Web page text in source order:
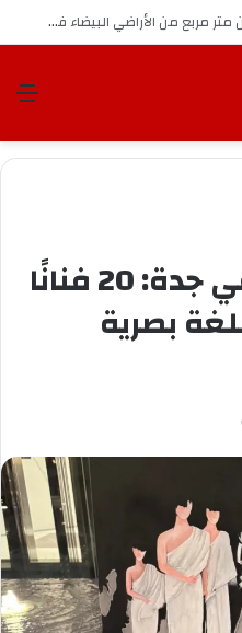
*”معرض الحج” في جدة: 20 فنانًا
بصرية